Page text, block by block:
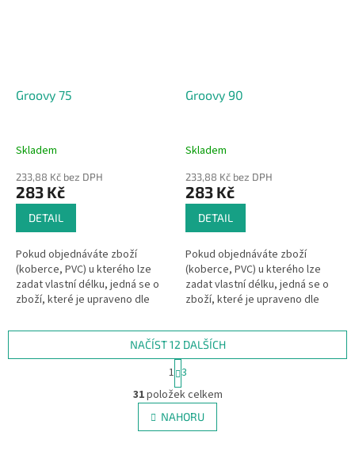
Groovy 75
Skladem
233,88 Kč bez DPH
283 Kč
DETAIL
Pokud objednáváte zboží
(koberce, PVC) u kterého lze
zadat vlastní délku, jedná se o
zboží, které je upraveno dle
písm. d) občanského
Groovy 90
Skladem
233,88 Kč bez DPH
283 Kč
DETAIL
Pokud objednáváte zboží
(koberce, PVC) u kterého lze
zadat vlastní délku, jedná se o
zboží, které je upraveno dle
písm. d) občanského
zákoníku na...
O
v
l
á
NAČÍST 12 DALŠÍCH
S
t
r
á
n
k
1 3
31položek celkem
NAHORU